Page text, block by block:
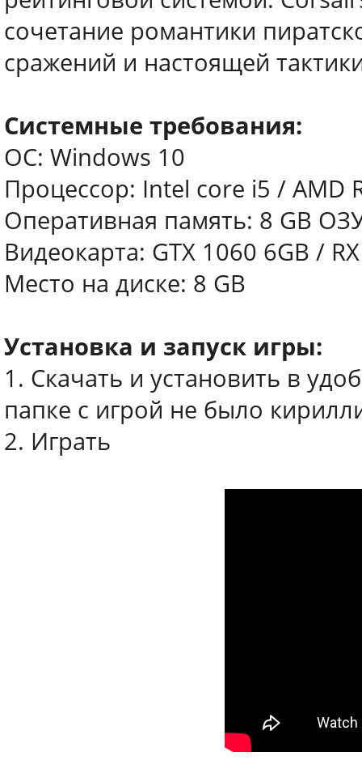
сочетание романтики
сражений и настоящей
Системные требования:
ОС: Windows 10
Процессор: Intel core i5 / AMD
Оперативная память: 8 GB
Видеокарта: GTX 1060 6GB /
Место на диске: 8 GB
Установка и запуск игры:
1. Скачать и установить в
папке с игрой не было
2. Играть